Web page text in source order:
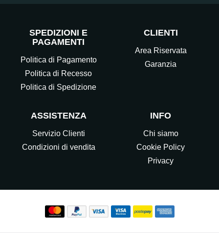
SPEDIZIONI E
PAGAMENTI
Politica di Pagamento
Politica di Recesso
Politica di Spedizione
CLIENTI
Area Riservata
Garanzia
ASSISTENZA
Servizio Clienti
Condizioni di vendita
INFO
Chi siamo
Cookie Policy
Privacy